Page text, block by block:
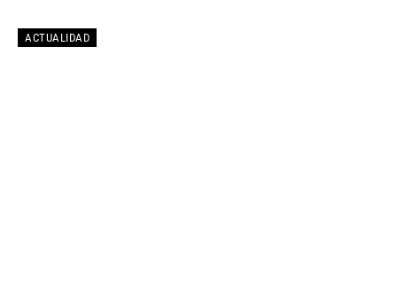
ACTUALIDAD